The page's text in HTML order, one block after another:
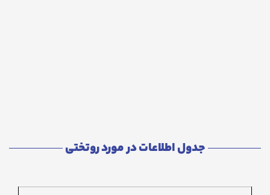
جدول اطلاعات در مورد روتختی